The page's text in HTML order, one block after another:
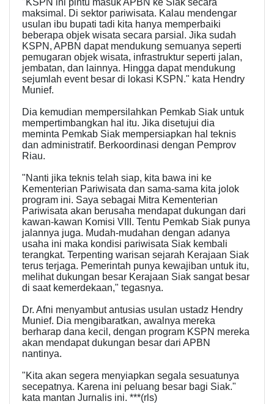
"KSPN ini pintu masuk APBN ke Siak secara
maksimal. Di sektor pariwisata. Kalau mendengar
usulan ibu bupati tadi kita hanya memperbaiki
beberapa objek wisata secara parsial. Jika sudah
KSPN, APBN dapat mendukung semuanya seperti
pemugaran objek wisata, infrastruktur seperti jalan,
jembatan, dan lainnya. Hingga dapat mendukung
sejumlah event besar di lokasi KSPN." kata Hendry
Munief.
Dia kemudian mempersilahkan Pemkab Siak untuk
mempertimbangkan hal itu. Jika disetujui dia
meminta Pemkab Siak mempersiapkan hal teknis
dan administratif. Berkoordinasi dengan Pemprov
Riau.
"Nanti jika teknis telah siap, kita bawa ini ke
Kementerian Pariwisata dan sama-sama kita jolok
program ini. Saya sebagai Mitra Kementerian
Pariwisata akan berusaha mendapat dukungan dari
kawan-kawan Komisi VIII. Tentu Pemkab Siak punya
jalannya juga. Mudah-mudahan dengan adanya
usaha ini maka kondisi pariwisata Siak kembali
terangkat. Terpenting warisan sejarah Kerajaan Siak
terus terjaga. Pemerintah punya kewajiban untuk itu,
melihat dukungan besar Kerajaan Siak sangat besar
di saat kemerdekaan," tegasnya.
Dr. Afni menyambut antusias usulan ustadz Hendry
Munief. Dia mengibaratkan, awalnya mereka
berharap dana kecil, dengan program KSPN mereka
akan mendapat dukungan besar dari APBN
nantinya.
"Kita akan segera menyiapkan segala sesuatunya
secepatnya. Karena ini peluang besar bagi Siak."
kata mantan Jurnalis ini. ***(rls)